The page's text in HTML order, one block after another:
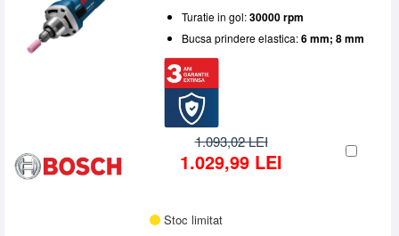
Turatie in gol:30000 rpm
Bucsa prindere elastica:6 mm; 8 mm
1.093,02 LEI
1.029,99 LEI
Stoc limitat